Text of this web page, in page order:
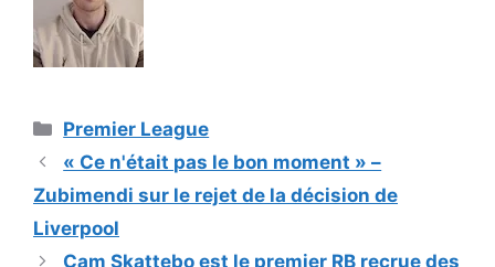
Catégories
Premier League
« Ce n'était pas le bon moment » –
Zubimendi sur le rejet de la décision de
Liverpool
Cam Skattebo est le premier RB recrue des